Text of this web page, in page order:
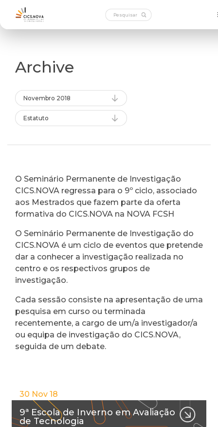
Archive
Novembro 2018
Estatuto
O Seminário Permanente de Investigação
CICS.NOVA regressa para o 9º ciclo, associado
aos Mestrados que fazem parte da oferta
formativa do CICS.NOVA na NOVA FCSH
O Seminário Permanente de Investigação do
CICS.NOVA é um ciclo de eventos que pretende
dar a conhecer a investigação realizada no
centro e os respectivos grupos de
investigação.
Cada sessão consiste na apresentação de uma
pesquisa em curso ou terminada
recentemente, a cargo de um/a investigador/a
ou equipa de investigação do CICS.NOVA,
seguida de um debate.
30 Nov 18
9ª Escola de Inverno em Avaliação
de Tecnologia